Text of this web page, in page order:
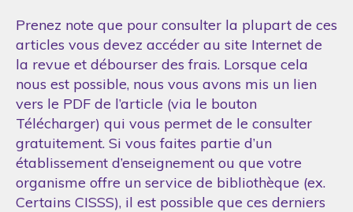
Prenez note que pour consulter la plupart de ces
articles vous devez accéder au site Internet de
la revue et débourser des frais. Lorsque cela
nous est possible, nous vous avons mis un lien
vers le PDF de l’article (via le bouton
Télécharger) qui vous permet de le consulter
gratuitement. Si vous faites partie d’un
établissement d’enseignement ou que votre
organisme offre un service de bibliothèque (ex.
Certains CISSS), il est possible que ces derniers